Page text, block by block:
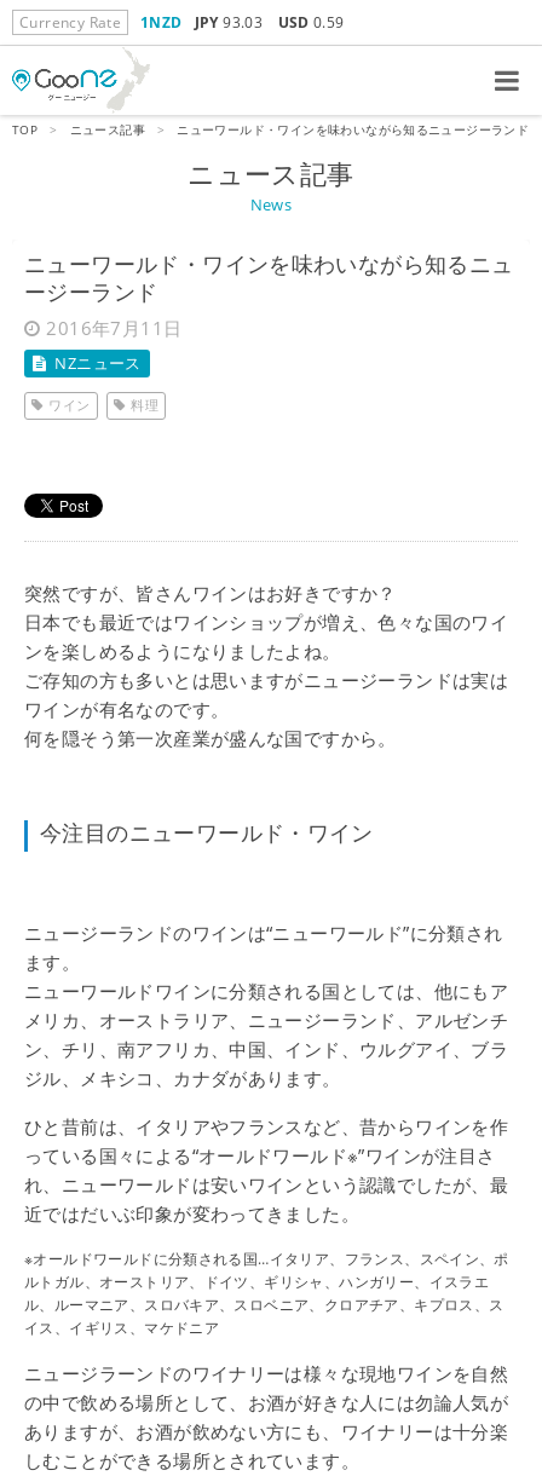
Currency Rate 1NZD JPY93.03 USD 0.59
TOP > ニュース記事 > ニューワールド・ワインを味わいながら知るニュージーランド
ニュース記事
News
ニューワールド・ワインを味わいながら知るニュ
ージーランド
2016年7月11日
NZニュース
ワイン 料理
突然ですが、皆さんワインはお好きですか？
日本でも最近ではワインショップが増え、色々な国のワイ
ンを楽しめるようになりましたよね。
ご存知の方も多いとは思いますがニュージーランドは実は
ワインが有名なのです。
何を隠そう第一次産業が盛んな国ですから。
今注目のニューワールド・ワイン
ニュージーランドのワインは“ニューワールド”に分類され
ます。
ニューワールドワインに分類される国としては、他にもア
メリカ、オーストラリア、ニュージーランド、アルゼンチ
ン、チリ、南アフリカ、中国、インド、ウルグアイ、ブラ
ジル、メキシコ、カナダがあります。
ひと昔前は、イタリアやフランスなど、昔からワインを作
っている国々による“オールドワールド※”ワインが注目さ
れ、ニューワールドは安いワインという認識でしたが、最
近ではだいぶ印象が変わってきました。
※オールドワールドに分類される国…イタリア、フランス、スペイン、ポ
ルトガル、オーストリア、ドイツ、ギリシャ、ハンガリー、イスラエ
ル、ルーマニア、スロバキア、スロベニア、クロアチア、キプロス、ス
イス、イギリス、マケドニア
ニュージラーンドのワイナリーは様々な現地ワインを自然
の中で飲める場所として、お酒が好きな人には勿論人気が
ありますが、お酒が飲めない方にも、ワイナリーは十分楽
しむことができる場所とされています。